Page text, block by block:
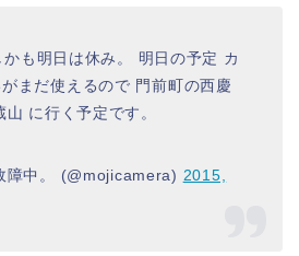
も明日は休み。 明日の予定 カ
まだ使えるので 門前町の西慶
に行く予定です。
中。 (@mojicamera) 2015,